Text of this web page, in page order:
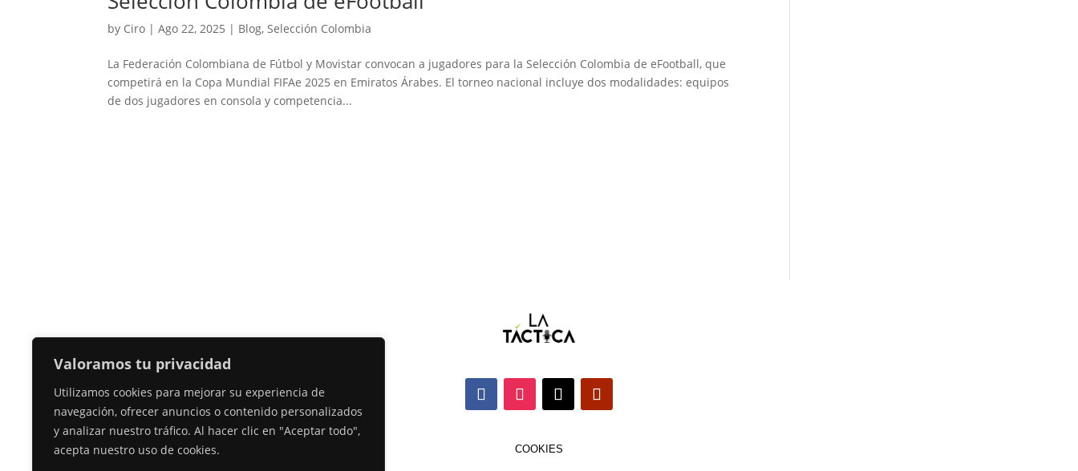
Valoramos tu privacidad
Utilizamos cookies para mejorar su experiencia de
navegación, ofrecer anuncios o contenido personalizados
y analizar nuestro tráfico. Al hacer clic en "Aceptar todo",
acepta nuestro uso de cookies.
by Ciro |Ago 22, 2025 | Blog,Selección Colombia
La Federación Colombiana de Fútbol y Movistar convocan a jugadores para la Selección Colombia de eFootball, que
competirá en la Copa Mundial FIFAe 2025 en Emiratos Árabes. El torneo nacional incluye dos modalidades: equipos
de dos jugadores en consola y competencia...
COOKIES